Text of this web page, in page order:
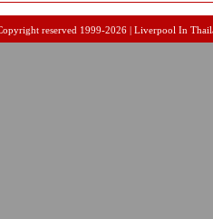
reserved 1999-2026 | Liverpool In